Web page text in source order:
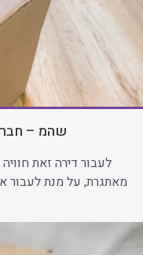
שהמ –
לעבור דירה זאת
מאתגרת, על מנת לעבור